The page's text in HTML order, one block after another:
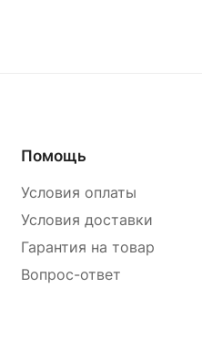
Помощь
Условия оплаты
Условия доставки
Гарантия на товар
Вопрос-ответ